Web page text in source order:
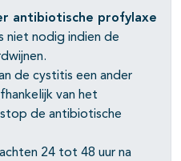
antibiotische profylaxe
niet nodig indien de
de cystitis een ander
van het
de antibiotische
24 tot 48 uur na